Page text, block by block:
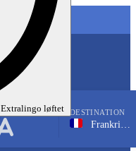
Extralingo løftet DESTINATION
Frankrig, Annecy